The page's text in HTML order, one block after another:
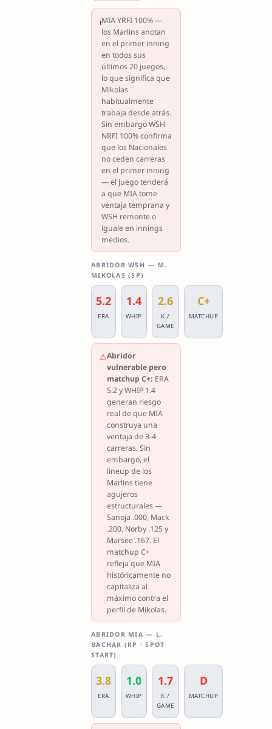
ℹMIA YRFI 100% —
los Marlins anotan
en el primer inning
en todos sus
últimos 20 juegos,
lo que significa que
Mikolas
habitualmente
trabaja desde atrás.
Sin embargo WSH
NRFI 100% confirma
que los Nacionales
no ceden carreras
en el primer inning
— el juego tenderá
a que MIA tome
ventaja temprana y
WSH remonte o
iguale en innings
medios.
ABRIDOR WSH — M.
MIKOLAS (SP)
5.2
ERA
1.4
WHIP
2.6
K /
GAME
C+
MATCHUP
⚠Abridor
vulnerable pero
matchup C+: ERA
5.2 y WHIP 1.4
generan riesgo
real de que MIA
construya una
ventaja de 3-4
carreras. Sin
embargo, el
lineup de los
Marlins tiene
agujeros
estructurales —
Sanoja .000, Mack
.200, Norby .125 y
Marsee .167. El
matchup C+
refleja que MIA
históricamente no
capitaliza al
máximo contra el
perfil de Mikolas.
ABRIDOR MIA — L.
BACHAR (RP · SPOT
START)
3.8
ERA
1.0
WHIP
1.7
K /
GAME
D
MATCHUP